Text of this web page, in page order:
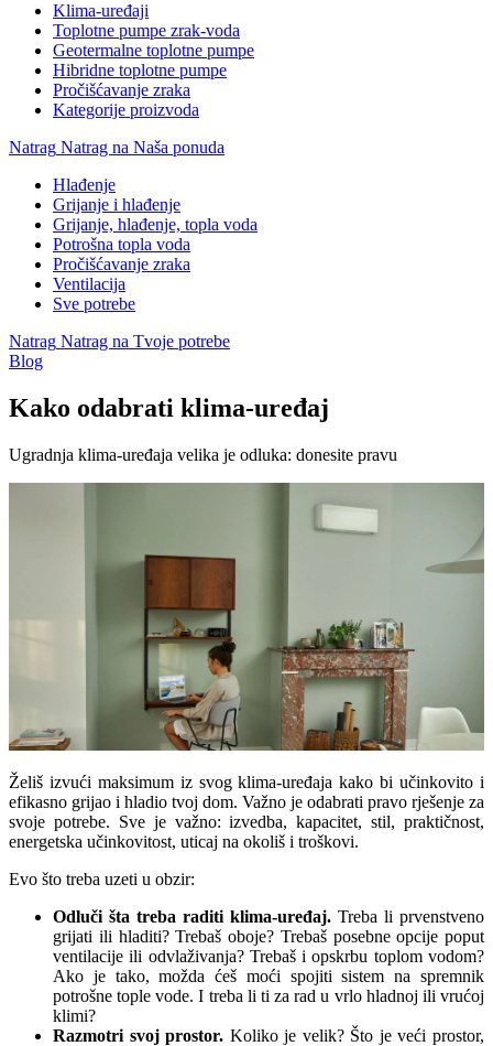
Klima-uređaji
Toplotne pumpe zrak-voda
Geotermalne toplotne pumpe
Hibridne toplotne pumpe
Pročišćavanje zraka
Kategorije proizvoda
Natrag Natrag na Naša ponuda
Hlađenje
Grijanje i hlađenje
Grijanje, hlađenje, topla voda
Potrošna topla voda
Pročišćavanje zraka
Ventilacija
Sve potrebe
Natrag Natrag na Tvoje potrebe
Blog
Kako odabrati klima-uređaj
Ugradnja klima-uređaja velika je odluka: donesite pravu
Želiš izvući maksimum iz svog klima-uređaja kako bi učinkovito i
efikasno grijao i hladio tvoj dom. Važno je odabrati pravo rješenje za
svoje potrebe. Sve je važno: izvedba, kapacitet, stil, praktičnost,
energetska učinkovitost, uticaj na okoliš i troškovi.
Evo što treba uzeti u obzir:
Odluči šta treba raditi klima-uređaj. Treba li prvenstveno
grijati ili hladiti? Trebaš oboje? Trebaš posebne opcije poput
ventilacije ili odvlaživanja? Trebaš i opskrbu toplom vodom?
Ako je tako, možda ćeš moći spojiti sistem na spremnik
potrošne tople vode. I treba li ti za rad u vrlo hladnoj ili vrućoj
klimi?
Razmotri svoj prostor. Koliko je velik? Što je veći prostor,